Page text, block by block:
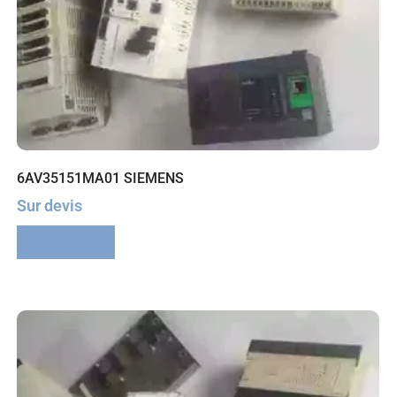
6AV35151MA01 SIEMENS
Sur devis